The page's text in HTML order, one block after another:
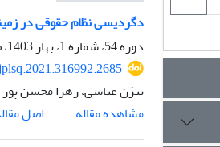
دگردیسی نظام حقوقی در
دوره 54، شماره 1، بهار 1403، صفحه
بیژن عباسی، زهرا محسن پور
مشاهده مقاله
اصل